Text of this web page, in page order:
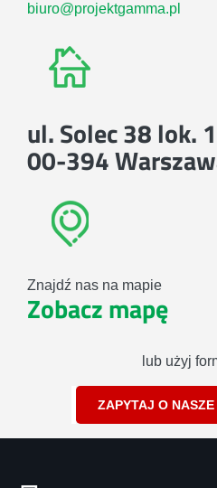
biuro@projektgamma.pl
ul. Solec 38 lok.
00-394
Znajdź nas na mapie
Zobacz mapę
lub użyj
ZAPYTAJ O